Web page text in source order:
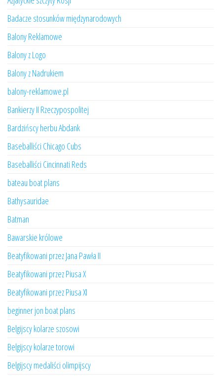
Badacze stosunków międzynarodowych
Balony Reklamowe
Balony z Logo
Balony z Nadrukiem
balony-reklamowe.pl
Bankierzy II Rzeczypospolitej
Bardzińscy herbu Abdank
Baseballiści Chicago Cubs
Baseballiści Cincinnati Reds
bateau boat plans
Bathysauridae
Batman
Bawarskie królowe
Beatyfikowani przez Jana Pawła II
Beatyfikowani przez Piusa X
Beatyfikowani przez Piusa XI
beginner jon boat plans
Belgijscy kolarze szosowi
Belgijscy kolarze torowi
Belgijscy medaliści olimpijscy